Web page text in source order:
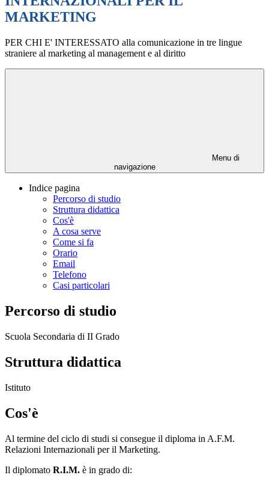
MARKETING
PER CHI E' INTERESSATO alla comunicazione in tre lingue
straniere al marketing al management e al diritto
Menu di
navigazione
Indice pagina
Percorso di studio
Struttura didattica
Cos'è
A cosa serve
Come si fa
Orario
Email
Telefono
Casi particolari
Percorso di studio
Scuola Secondaria di II Grado
Struttura didattica
Istituto
Cos'è
Al termine del ciclo di studi si consegue il diploma in A.F.M.
Relazioni Internazionali per il Marketing.
Il diplomato R.I.M. è in grado di: